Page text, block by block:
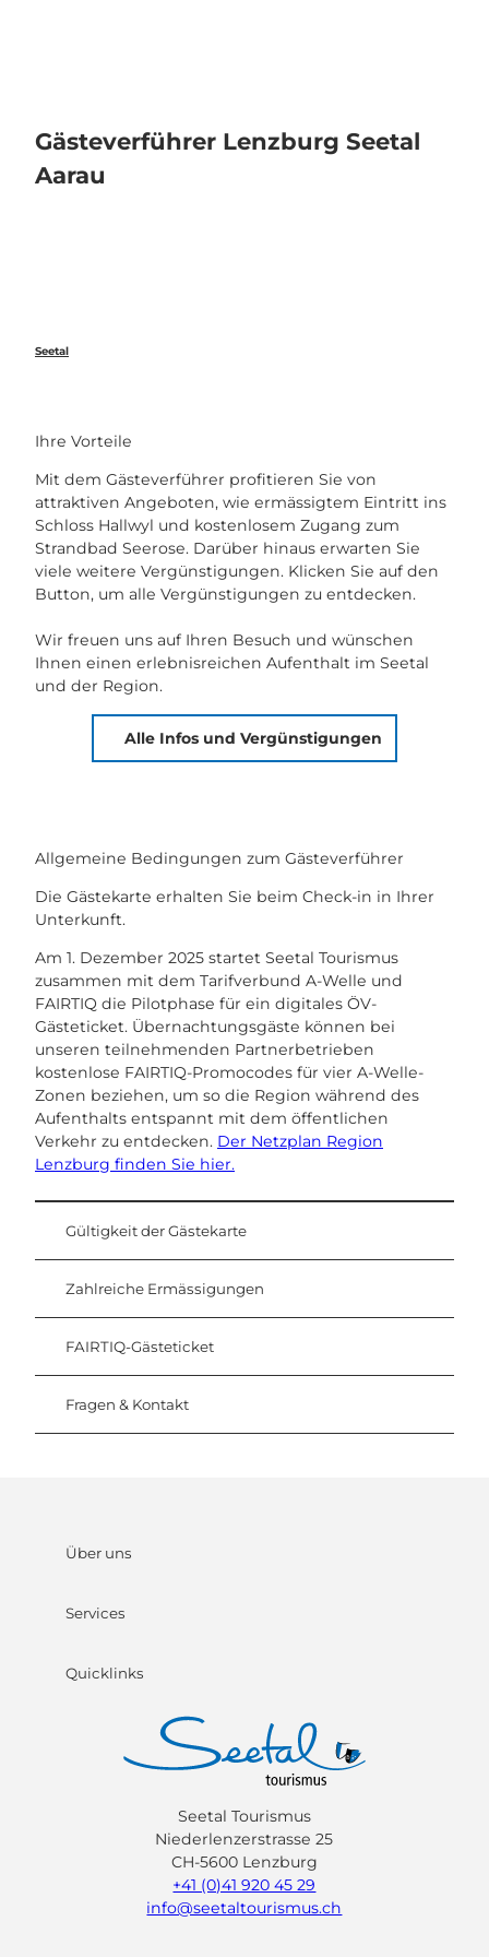
Gästeverführer Lenzburg Seetal
Aarau
Seetal
Ihre Vorteile
Mit dem Gästeverführer profitieren Sie von
attraktiven Angeboten, wie ermässigtem Eintritt ins
Schloss Hallwyl und kostenlosem Zugang zum
Strandbad Seerose. Darüber hinaus erwarten Sie
viele weitere Vergünstigungen. Klicken Sie auf den
Button, um alle Vergünstigungen zu entdecken.
Wir freuen uns auf Ihren Besuch und wünschen
Ihnen einen erlebnisreichen Aufenthalt im Seetal
und der Region.
Alle Infos und Vergünstigungen
Allgemeine Bedingungen zum Gästeverführer
Die Gästekarte erhalten Sie beim Check-in in Ihrer
Unterkunft.
Am 1. Dezember 2025 startet Seetal Tourismus
zusammen mit dem Tarifverbund A-Welle und
FAIRTIQ die Pilotphase für ein digitales ÖV-
Gästeticket. Übernachtungsgäste können bei
unseren teilnehmenden Partnerbetrieben
kostenlose FAIRTIQ-Promocodes für vier A-Welle-
Zonen beziehen, um so die Region während des
Aufenthalts entspannt mit dem öffentlichen
Verkehr zu entdecken. Der Netzplan Region
Lenzburg finden Sie hier.
Gültigkeit der Gästekarte
Zahlreiche Ermässigungen
FAIRTIQ-Gästeticket
Fragen & Kontakt
Über uns
Services
Quicklinks
Seetal Tourismus
Niederlenzerstrasse 25
CH-5600 Lenzburg
+41 (0)41 920 45 29
info@seetaltourismus.ch